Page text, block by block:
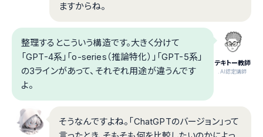
ますからね。
テキトー教師
.AI認定講師
整理するとこういう構造です。大きく分けて
「GPT-4系」「o-series（推論特化）」「GPT-5系」
の3ラインがあって、それぞれ用途が違うんです
よ。
そうなんですよね。「ChatGPTのバージョン」って